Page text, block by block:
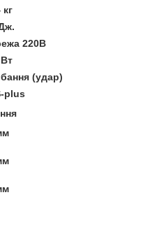
кг
220В
(удар)
plus